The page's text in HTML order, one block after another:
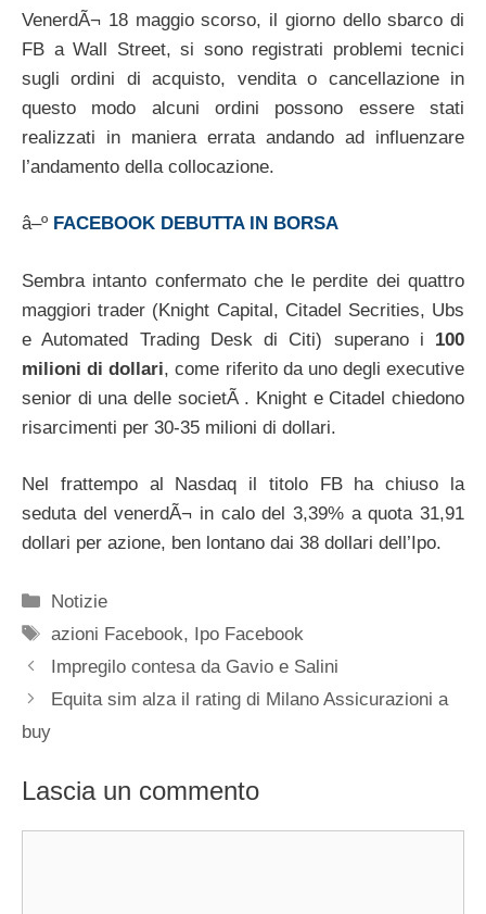
VenerdÃ¬ 18 maggio scorso, il giorno dello sbarco di
FB a Wall Street, si sono registrati problemi tecnici
sugli ordini di acquisto, vendita o cancellazione in
questo modo alcuni ordini possono essere stati
realizzati in maniera errata andando ad influenzare
l’andamento della collocazione.
â–º FACEBOOK DEBUTTA IN BORSA
Sembra intanto confermato che le perdite dei quattro
maggiori trader (Knight Capital, Citadel Secrities, Ubs
e Automated Trading Desk di Citi) superano i 100
milioni di dollari, come riferito da uno degli executive
senior di una delle societÃ . Knight e Citadel chiedono
risarcimenti per 30-35 milioni di dollari.
Nel frattempo al Nasdaq il titolo FB ha chiuso la
seduta del venerdÃ¬ in calo del 3,39% a quota 31,91
dollari per azione, ben lontano dai 38 dollari dell’Ipo.
Categorie
Notizie
Tag
azioni Facebook, Ipo Facebook
Impregilo contesa da Gavio e Salini
Equita sim alza il rating di Milano Assicurazioni a
buy
Lascia un commento